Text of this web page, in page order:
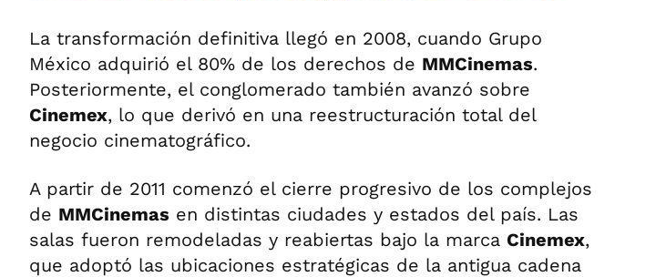
La transformación definitiva llegó en 2008, cuando Grupo
México adquirió el 80% de los derechos de MMCinemas.
Posteriormente, el conglomerado también avanzó sobre
Cinemex, lo que derivó en una reestructuración total del
negocio cinematográfico.
A partir de 2011 comenzó el cierre progresivo de los complejos
de MMCinemas en distintas ciudades y estados del país. Las
salas fueron remodeladas y reabiertas bajo la marca Cinemex,
que adoptó las ubicaciones estratégicas de la antigua cadena